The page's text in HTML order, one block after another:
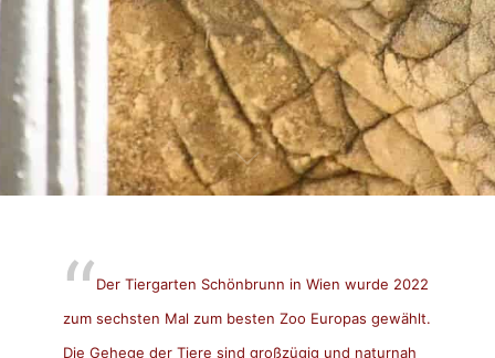
Der Tiergarten Schönbrunn in Wien wurde 2022
zum sechsten Mal zum besten Zoo Europas gewählt.
Die Gehege der Tiere sind großzügig und naturnah